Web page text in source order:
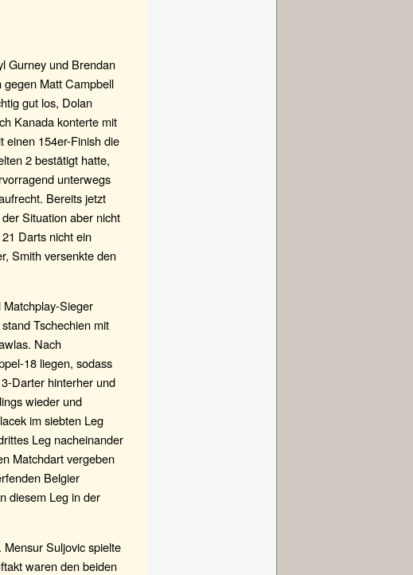
Gurney und Brendan
Matt Campbell
gut los, Dolan
Kanada konterte mit
einen 154er-Finish die
2 bestätigt hatte,
unterwegs
Bereits jetzt
Situation aber nicht
Darts nicht ein
Smith versenkte den
Sieger
Tschechien mit
Nach
18 liegen, sodass
Darter hinterher und
wieder und
im siebten Leg
Leg nacheinander
Matchdart vergeben
Belgier
diesem Leg in der
Suljovic spielte
waren den beiden